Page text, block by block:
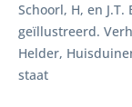
Schoorl, H, en
geïllustreerd.
Helder,
staat